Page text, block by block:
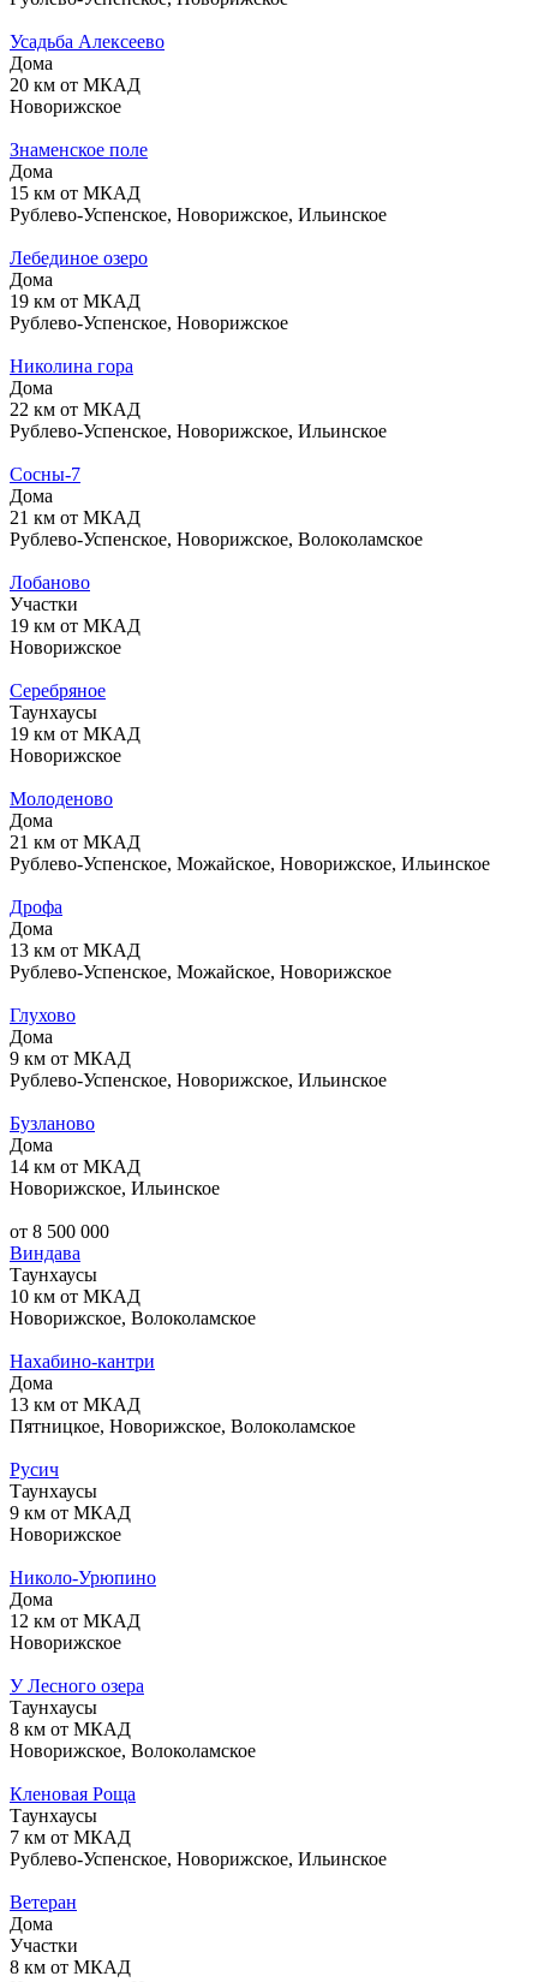
Усадьба Алексеево
Дома
20 км от МКАД
Новорижское
Знаменское поле
Дома
15 км от МКАД
Рублево-Успенское, Новорижское, Ильинское
Лебединое озеро
Дома
19 км от МКАД
Рублево-Успенское, Новорижское
Николина гора
Дома
22 км от МКАД
Рублево-Успенское, Новорижское, Ильинское
Сосны-7
Дома
21 км от МКАД
Рублево-Успенское, Новорижское, Волоколамское
Лобаново
Участки
19 км от МКАД
Новорижское
Серебряное
Таунхаусы
19 км от МКАД
Новорижское
Молоденово
Дома
21 км от МКАД
Рублево-Успенское, Можайское, Новорижское, Ильинское
Дрофа
Дома
13 км от МКАД
Рублево-Успенское, Можайское, Новорижское
Глухово
Дома
9 км от МКАД
Рублево-Успенское, Новорижское, Ильинское
Бузланово
Дома
14 км от МКАД
Новорижское, Ильинское
от 8 500 000
Виндава
Таунхаусы
10 км от МКАД
Новорижское, Волоколамское
Нахабино-кантри
Дома
13 км от МКАД
Пятницкое, Новорижское, Волоколамское
Русич
Таунхаусы
9 км от МКАД
Новорижское
Николо-Урюпино
Дома
12 км от МКАД
Новорижское
У Лесного озера
Таунхаусы
8 км от МКАД
Новорижское, Волоколамское
Кленовая Роща
Таунхаусы
7 км от МКАД
Рублево-Успенское, Новорижское, Ильинское
Ветеран
Дома
Участки
8 км от МКАД